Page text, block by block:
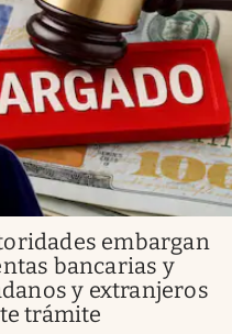
embargan
bancarias y
y extranjeros
trámite